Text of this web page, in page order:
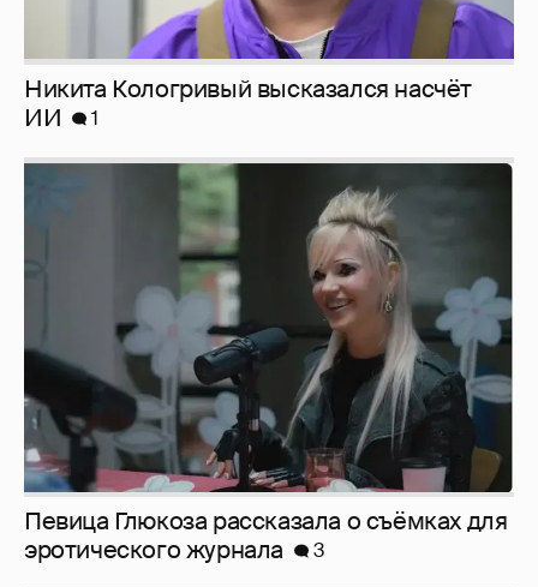
Никита Кологривый высказался насчёт
ИИ
1
Певица Глюкоза рассказала о съёмках для
эротического журнала
3